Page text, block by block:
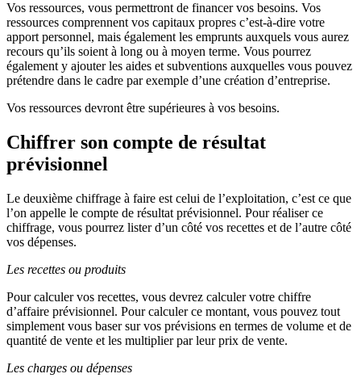
Vos ressources, vous permettront de financer vos besoins. Vos
ressources comprennent vos capitaux propres c’est-à-dire votre
apport personnel, mais également les emprunts auxquels vous aurez
recours qu’ils soient à long ou à moyen terme. Vous pourrez
également y ajouter les aides et subventions auxquelles vous pouvez
prétendre dans le cadre par exemple d’une création d’entreprise.
Vos ressources devront être supérieures à vos besoins.
Chiffrer son compte de résultat
prévisionnel
Le deuxième chiffrage à faire est celui de l’exploitation, c’est ce que
l’on appelle le compte de résultat prévisionnel. Pour réaliser ce
chiffrage, vous pourrez lister d’un côté vos recettes et de l’autre côté
vos dépenses.
Les recettes ou produits
Pour calculer vos recettes, vous devrez calculer votre chiffre
d’affaire prévisionnel. Pour calculer ce montant, vous pouvez tout
simplement vous baser sur vos prévisions en termes de volume et de
quantité de vente et les multiplier par leur prix de vente.
Les charges ou dépenses